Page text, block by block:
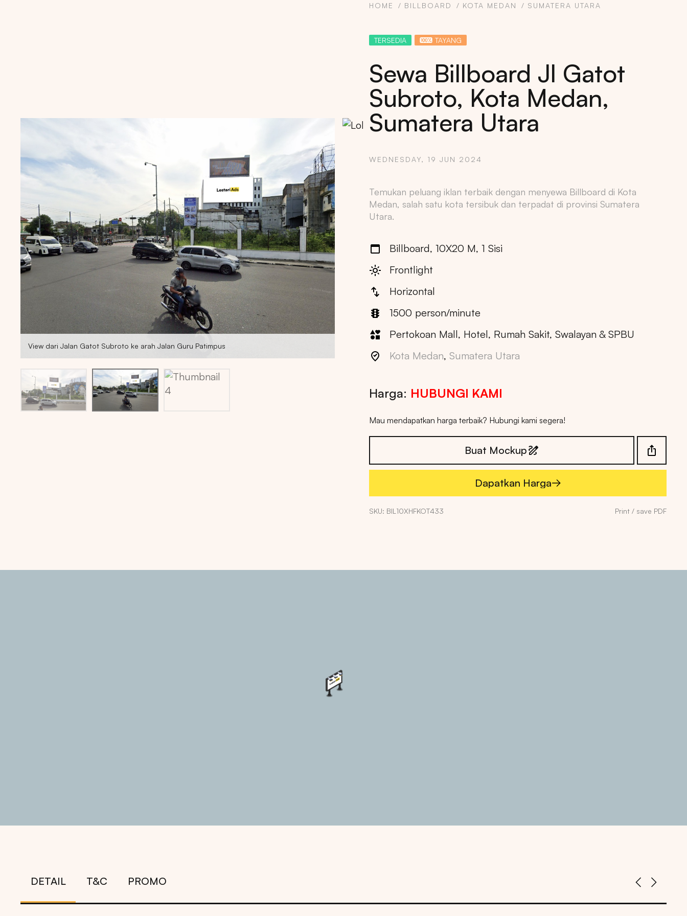
HOME BILLBOARD KOTA MEDAN SUMATERA UTARA
TERSEDIA TAYANG
Sewa Billboard Jl Gatot
Subroto, Kota Medan,
Sumatera Utara
WEDNESDAY, 19 JUN 2024
Temukan peluang iklan terbaik dengan menyewa Billboard di Kota
Medan, salah satu kota tersibuk dan terpadat di provinsi Sumatera
Utara.
Billboard, 10X20 M, 1 Sisi
Frontlight
Horizontal
1500 person/minute
Pertokoan Mall, Hotel, Rumah Sakit, Swalayan & SPBU
Kota Medan, Sumatera Utara
Harga: HUBUNGI KAMI
Mau mendapatkan harga terbaik? Hubungi kami segera!
Buat Mockup
Dapatkan Harga
Dapatkan Harga
SKU: BIL10XHFKOT433 Print / save PDF
DETAIL T&C PROMO